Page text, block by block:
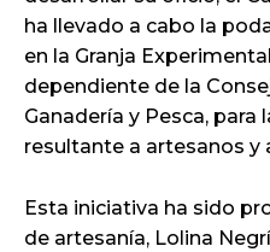
ha llevado a cabo la
en la Granja
dependiente de la
Ganadería y Pesca, para
resultante a artesanos y
Esta iniciativa ha sido
de artesanía, Lolina